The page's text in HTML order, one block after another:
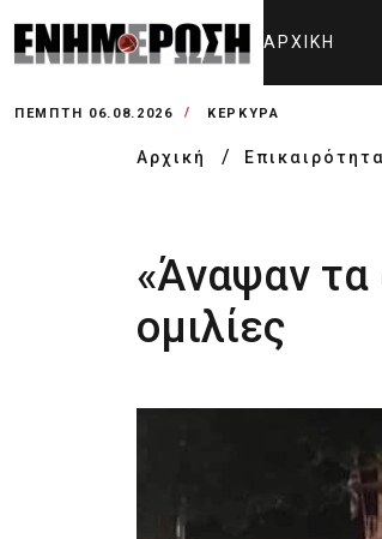
ΑΡΧΙΚΉ
ΠΈΜΠΤΗ 06.08.2026 ΚΕΡΚΥΡΑ
Αρχική Επικαιρότητα
«Άναψαν τα
ομιλίες